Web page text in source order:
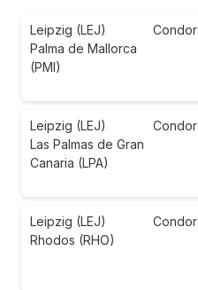
Leipzig (LEJ)
Palma de Mallorca
(PMI)
Condor
Leipzig (LEJ)
Las Palmas de Gran
Canaria (LPA)
Condor
Leipzig (LEJ)
Rhodos (RHO)
Condor